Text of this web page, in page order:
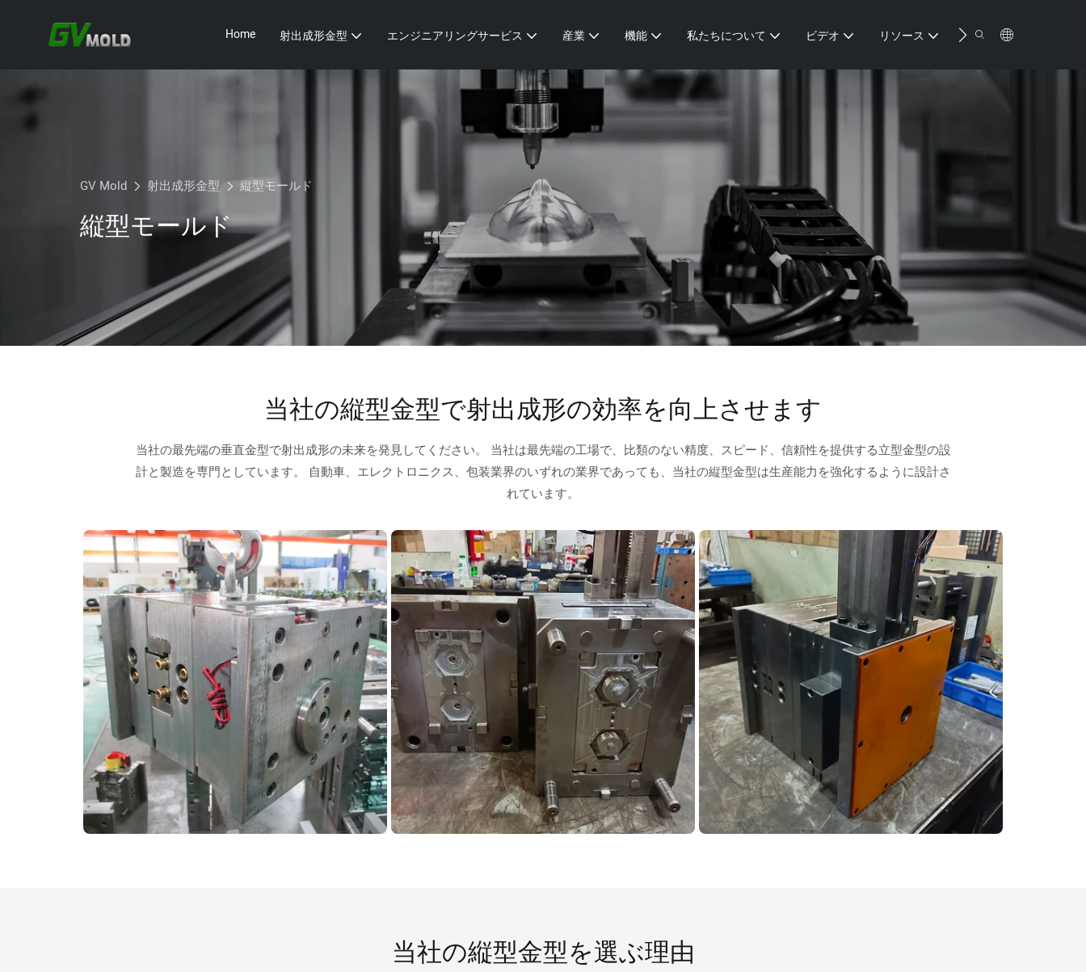
Home 射出成形金型 エンジニアリングサービス 産業 機能 私たちについて ビデオ リソース 連絡先
GV Mold 射出成形金型 縦型モールド
縦型モールド
当社の縦型金型で射出成形の効率を向上させます
当社の最先端の垂直金型で射出成形の未来を発見してください。 当社は最先端の工場で、比類のない精度、スピード、信頼性を提供する立型金型の設
計と製造を専門としています。 自動車、エレクトロニクス、包装業界のいずれの業界であっても、当社の縦型金型は生産能力を強化するように設計さ
れています。
当社の縦型金型を選ぶ理由